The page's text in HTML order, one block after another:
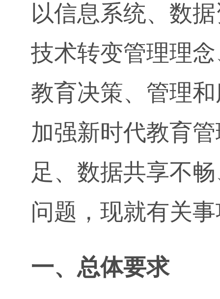
以信息系统、数
技术转变管理理
教育决策、管理
加强新时代教育
足、数据共享不
问题，现就有关
一、总体要求